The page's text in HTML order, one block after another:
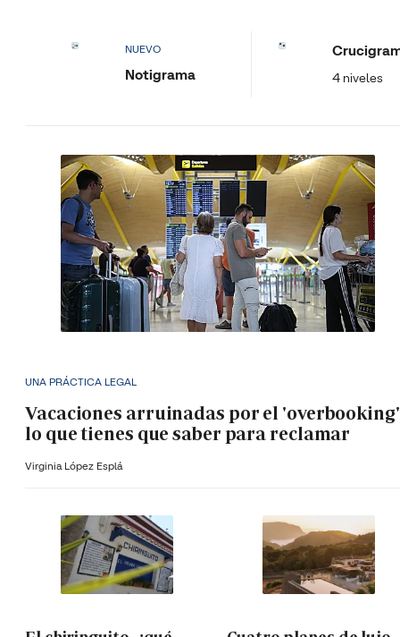
NUEVO
Notigrama 4 niveles
UNA PRÁCTICA LEGAL
Vacaciones arruinadas por el
lo que tienes que saber para reclamar
Virginia López Esplá